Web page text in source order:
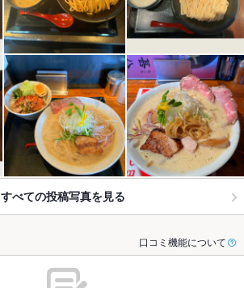
すべての投稿写真を見る
口コミ機能について